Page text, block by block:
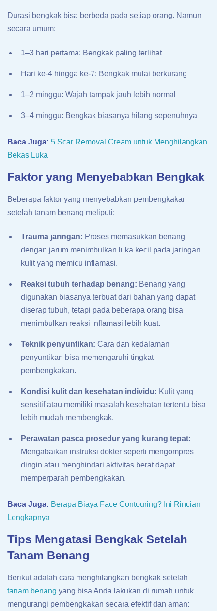
Durasi bengkak bisa berbeda pada setiap orang. Namun
secara umum:
1–3 hari pertama: Bengkak paling terlihat
Hari ke-4 hingga ke-7: Bengkak mulai berkurang
1–2 minggu: Wajah tampak jauh lebih normal
3–4 minggu: Bengkak biasanya hilang sepenuhnya
Baca Juga: 5 Scar Removal Cream untuk Menghilangkan
Bekas Luka
Faktor yang Menyebabkan Bengkak
Beberapa faktor yang menyebabkan pembengkakan
setelah tanam benang meliputi:
Trauma jaringan: Proses memasukkan benang
dengan jarum menimbulkan luka kecil pada jaringan
kulit yang memicu inflamasi.
Reaksi tubuh terhadap benang: Benang yang
digunakan biasanya terbuat dari bahan yang dapat
diserap tubuh, tetapi pada beberapa orang bisa
menimbulkan reaksi inflamasi lebih kuat.
Teknik penyuntikan: Cara dan kedalaman
penyuntikan bisa memengaruhi tingkat
pembengkakan.
Kondisi kulit dan kesehatan individu: Kulit yang
sensitif atau memiliki masalah kesehatan tertentu bisa
lebih mudah membengkak.
Perawatan pasca prosedur yang kurang tepat:
Mengabaikan instruksi dokter seperti mengompres
dingin atau menghindari aktivitas berat dapat
memperparah pembengkakan.
Baca Juga: Berapa Biaya Face Contouring? Ini Rincian
Lengkapnya
Tips Mengatasi Bengkak Setelah
Tanam Benang
Berikut adalah cara menghilangkan bengkak setelah
tanam benang yang bisa Anda lakukan di rumah untuk
mengurangi pembengkakan secara efektif dan aman: